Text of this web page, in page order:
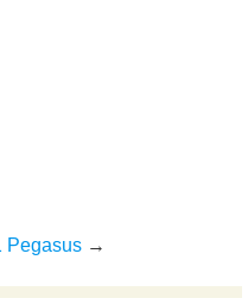
Pegasus →